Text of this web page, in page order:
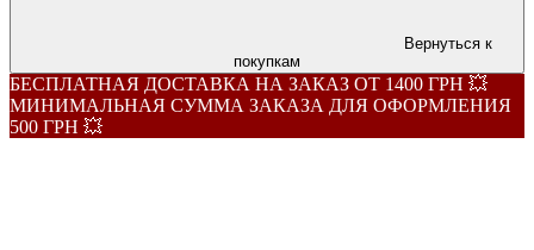
Вернуться к
покупкам
БЕСПЛАТНАЯ ДОСТАВКА НА ЗАКАЗ ОТ 1400 ГРН 💥
МИНИМАЛЬНАЯ СУММА ЗАКАЗА ДЛЯ ОФОРМЛЕНИЯ
500 ГРН 💥